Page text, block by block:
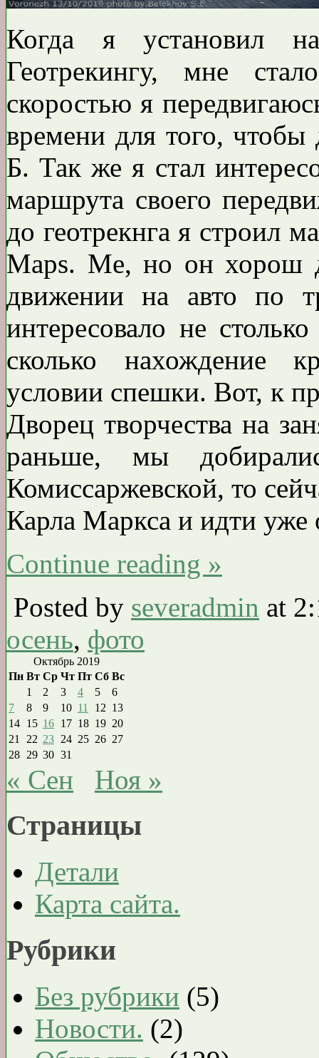
Когда я установил
Геотрекингу, мне
скоростью я
времени для того, чтобы
Б. Так же я стал
маршрута своего
до геотрекнга я строил
Maps. Me, но он хорош
движении на авто по
интересовало не
сколько нахождение
условии спешки. Вот, к
Дворец творчества на
раньше, мы
Комиссаржевской, то
Карла Маркса и идти уже
Continue reading »
Posted by severadmin at
осень, фото
Октябрь 2019
Пн Вт Ср Чт Пт Сб Вс
1
2 3 4 5
6
7
8 9 10 11 12 13
14 15 16 17 18 19 20
21
22 23 24 25 26 27
28 29 30 31
« Сен Ноя »
Страницы
Детали
Карта сайта.
Рубрики
Без рубрики (5)
Новости. (2)